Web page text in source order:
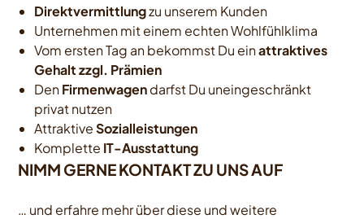
Direktvermittlungzu unserem Kunden
Unternehmen mit einem echten Wohlfühlklima
Vom ersten Tag an bekommst Du einattraktives
Gehalt zzgl. Prämien
DenFirmenwagendarfst Du uneingeschränkt
privat nutzen
AttraktiveSozialleistungen
Komplette IT-Ausstattung
NIMM GERNE KONTAKT ZU UNS AUF
… und erfahre mehr über diese und weitere